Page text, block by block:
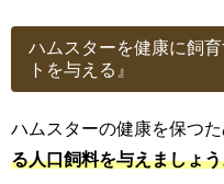
ハムスターを健康に飼
トを与える』
ハムスターの健康を保つた
る人口飼料を与えましょ